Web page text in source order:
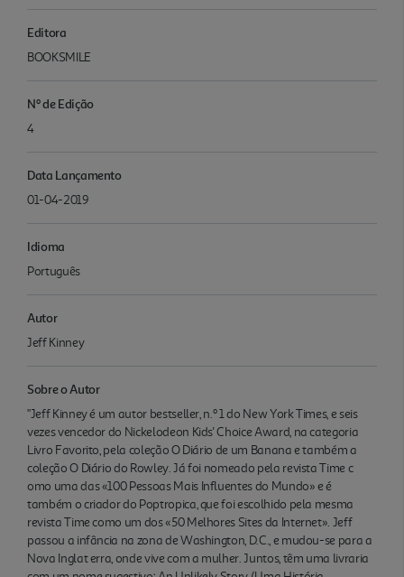
Editora
BOOKSMILE
Nº de Edição
4
Data Lançamento
01-04-2019
Idioma
Português
Autor
Jeff Kinney
Sobre o Autor
"Jeff Kinney é um autor bestseller, n.º 1 do New York Times, e seis
vezes vencedor do Nickelodeon Kids' Choice Award, na categoria
Livro Favorito, pela coleção O Diário de um Banana e também a
coleção O Diário do Rowley. Já foi nomeado pela revista Time c
omo uma das «100 Pessoas Mais Influentes do Mundo» e é
também o criador do Poptropica, que foi escolhido pela mesma
revista Time como um dos «50 Melhores Sites da Internet». Jeff
passou a infância na zona de Washington, D.C., e mudou-se para a
Nova Inglat erra, onde vive com a mulher. Juntos, têm uma livraria